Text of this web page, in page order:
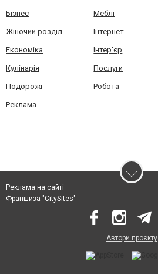
Бізнес Меблі
Жіночий розділ Інтернет
Економіка Інтер'єр
Кулінарія Послуги
Подорожі Робота
Реклама
Реклама на сайті
Франшиза "CitySites"
Автори проєкту